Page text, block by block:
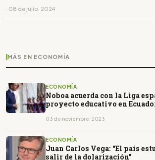
· 08 de julio, 2024
MÁS EN ECONOMÍA
ECONOMÍA
Noboa acuerda con la Liga
proyecto educativo en
03 de noviembre, 2023
ECONOMÍA
Juan Carlos Vega: “El país
salir de la dolarización”